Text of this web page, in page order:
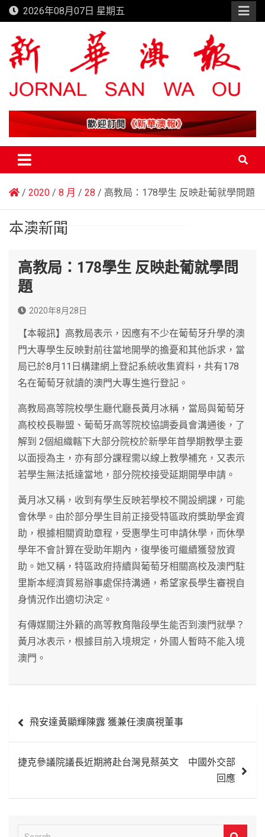
Skip
to
content
2026年08月07日 星期五
新華澳報
2020 8 月 28 高教局：178學生 反映赴葡就學問題
本澳新聞
高教局：178學生 反映赴葡就學問
題
2020年8月28日
【本報訊】高教局表示，因應有不少在葡萄牙升學的澳
門大專學生反映對前往當地開學的擔憂和其他訴求，當
局已於8月11日構建網上登記系統收集資料，共有178
名在葡萄牙就讀的澳門大專生進行登記。
高教局高等院校學生廳代廳長黃月冰稱，當局與葡萄牙
高校校長聯盟、葡萄牙高等院校協調委員會溝通後，了
解到 2個組織轄下大部分院校於新學年首學期教學主要
以面授為主，亦有部分課程需以線上教學補充，又表示
若學生無法抵達當地，部分院校接受延期開學申請。
黃月冰又稱，收到有學生反映若學校不開設網課，可能
會休學。由於部分學生目前正接受特區政府獎助學金資
助，根據相關資助章程，受惠學生可申請休學，而休學
學年不會計算在受助年期內，復學後可繼續獲發放資
助。她又稱，特區政府持續與葡萄牙相關高校及澳門駐
里斯本經濟貿易辦事處保持溝通，希望家長學生審視自
身情況作出適切決定。
有傳媒關注外籍的高等教育階段學生能否到澳門就學？
黃月冰表示，根據目前入境規定，外國人暫時不能入境
澳門。
章
覽
飛安達黃顯輝陳露 獲兼任澳廣視董事
捷克參議院議長近期將赴台灣見蔡英文 中國外交部
回應